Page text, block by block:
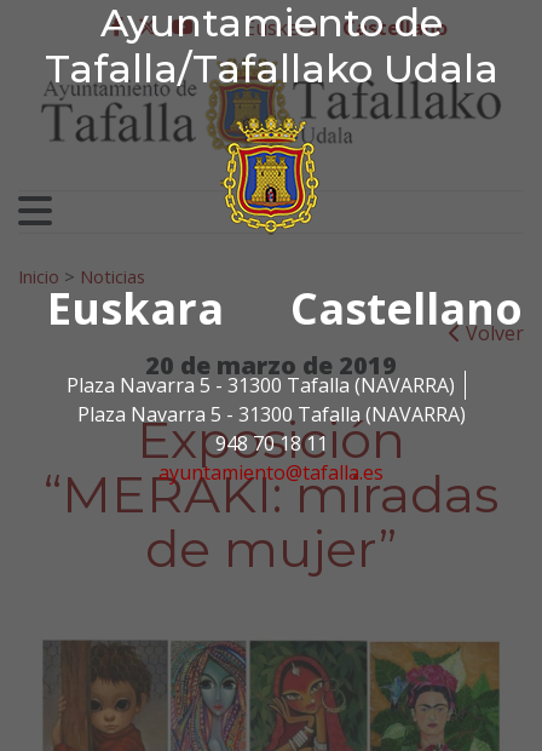
Ayuntamiento de
Tafalla/Tafallako Udala
Euskara Castellano
Plaza Navarra 5 - 31300 Tafalla (NAVARRA)
Plaza Navarra 5 - 31300 Tafalla (NAVARRA)
948 70 18 11
ayuntamiento@tafalla.es
Ir al contenido
Ayuntamiento de
facebook
twitter
youtube
Euskera Castellano
Search for:
Inicio > Noticias
Volver
20 de marzo de 2019
Exposición
“MERAKI: miradas
de mujer”